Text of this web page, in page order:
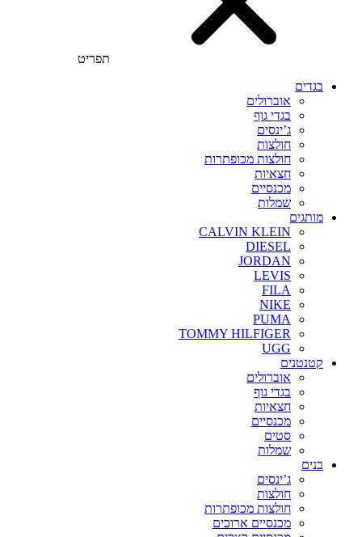
תפריט
בגדים
אוברולים
בגדי גוף
ג’ינסים
חולצות
חולצות מכופתרות
חצאיות
מכנסיים
שמלות
מותגים
CALVIN KLEIN
DIESEL
JORDAN
LEVIS
FILA
NIKE
PUMA
TOMMY HILFIGER
UGG
קטנטנים
אוברולים
בגדי גוף
חצאיות
מכנסיים
סטים
שמלות
בנים
ג’ינסים
חולצות
חולצות מכופתרות
מכנסיים ארוכים